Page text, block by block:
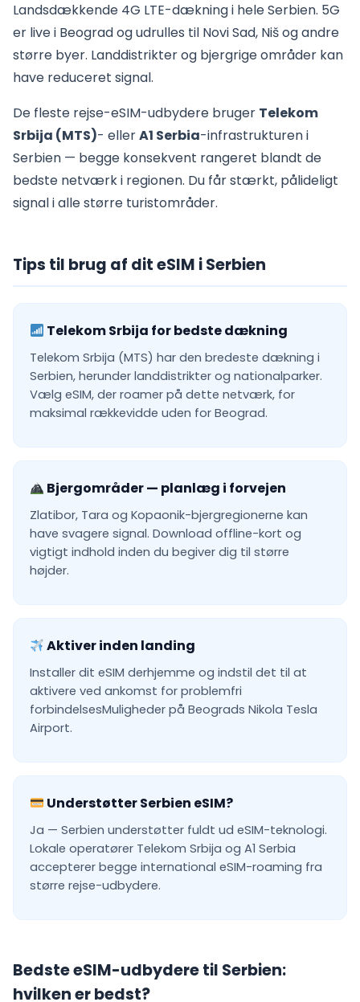
Landsdækkende 4G LTE-dækning i hele Serbien. 5G
er live i Beograd og udrulles til Novi Sad, Niš og andre
større byer. Landdistrikter og bjergrige områder kan
have reduceret signal.
De fleste rejse-eSIM-udbydere bruger Telekom
Srbija (MTS)- ellerA1 Serbia-infrastrukturen i
Serbien — begge konsekvent rangeret blandt de
bedste netværk i regionen. Du får stærkt, pålideligt
signal i alle større turistområder.
Tips til brug af dit eSIM i Serbien
Telekom Srbija for bedste dækning
Telekom Srbija (MTS) har den bredeste dækning i
Serbien, herunder landdistrikter og nationalparker.
Vælg eSIM, der roamer på dette netværk, for
maksimal rækkevidde uden for Beograd.
Bjergområder — planlæg i forvejen
Zlatibor, Tara og Kopaonik-bjergregionerne kan
have svagere signal. Download offline-kort og
vigtigt indhold inden du begiver dig til større
højder.
Aktiver inden landing
Installer dit eSIM derhjemme og indstil det til at
aktivere ved ankomst for problemfri
forbindelsesMuligheder på Beograds Nikola Tesla
Airport.
Understøtter Serbien eSIM?
Ja — Serbien understøtter fuldt ud eSIM-teknologi.
Lokale operatører Telekom Srbija og A1 Serbia
accepterer begge international eSIM-roaming fra
større rejse-udbydere.
Bedste eSIM-udbydere til Serbien:
hvilken er bedst?